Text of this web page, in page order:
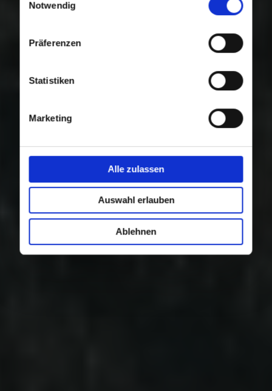
Nutzung der Dienste gesammelt haben.
Notwendig
Präferenzen
Statistiken
Marketing
Alle zulassen
Auswahl erlauben
Ablehnen